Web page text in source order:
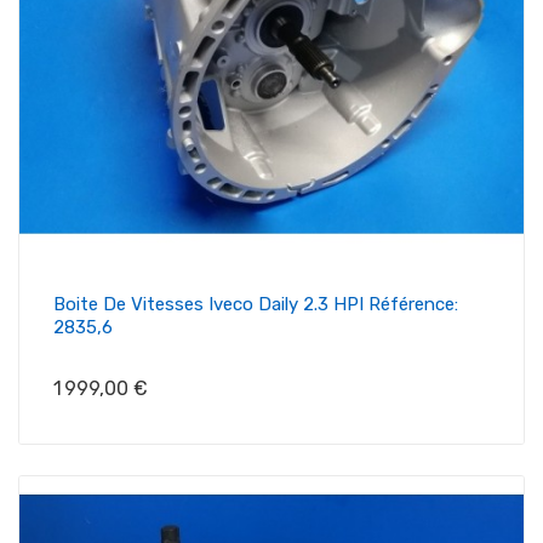
Boite De Vitesses Iveco Daily 2.3 HPI Référence:
2835,6
Prix
1 999,00 €